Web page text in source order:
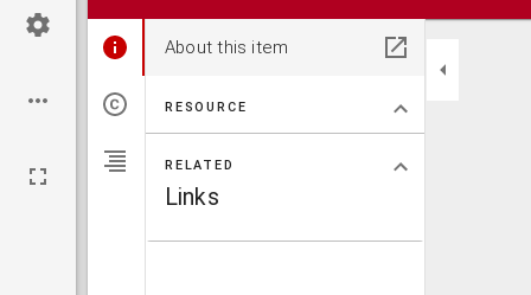
About this item
RESOURCE
RELATED
Links